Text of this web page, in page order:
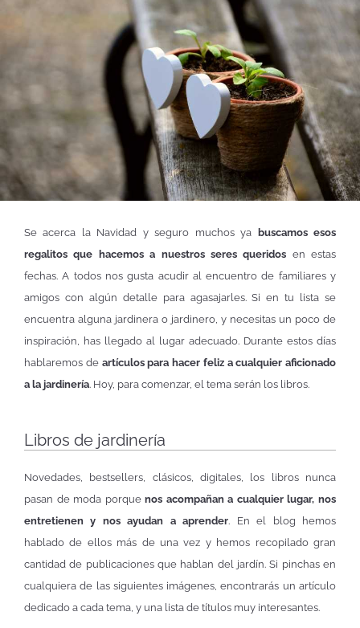
Se acerca la Navidad y seguro muchos ya
buscamos esos
regalitos que hacemos a nuestros seres queridos en estas
fechas. A todos nos gusta acudir al encuentro de familiares y
amigos con algún detalle para agasajarles. Si en tu lista se
encuentra alguna jardinera o jardinero, y necesitas un poco de
inspiración, has llegado al lugar adecuado. Durante estos días
hablaremos de artículos para hacer feliz a cualquier aficionado
a la jardinería. Hoy, para comenzar, el tema serán los libros.
Libros de jardinería
Novedades, bestsellers, clásicos, digitales, los libros nunca
pasan de moda porquenos acompañan a cualquier lugar, nos
entretienen y nos ayudan a aprender. En el blog hemos
hablado de ellos más de una vez y hemos recopilado gran
cantidad de publicaciones que hablan del jardín. Si pinchas en
cualquiera de las siguientes imágenes, encontrarás un artículo
dedicado a cada tema, y una lista de títulos muy interesantes.